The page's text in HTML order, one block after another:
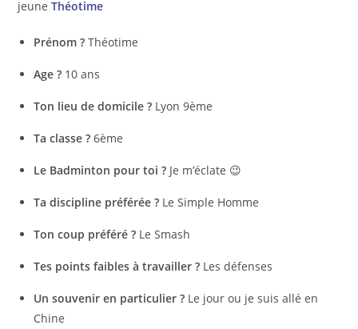
jeuneThéotime
Prénom ? Théotime
Age ? 10 ans
Ton lieu de domicile ? Lyon 9ème
Ta classe ? 6ème
Le Badminton pour toi ? Je m’éclate 😉
Ta discipline préférée ? Le Simple Homme
Ton coup préféré ? Le Smash
Tes points faibles à travailler ? Les défenses
Un souvenir en particulier ? Le jour ou je suis allé en
Chine